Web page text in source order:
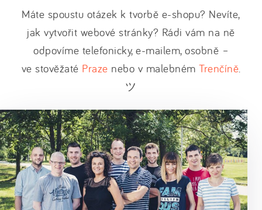
Máte spoustu otázek k tvorbě e-shopu? Nevíte,
jak vytvořit webové stránky? Rádi vám na ně
odpovíme telefonicky, e-mailem, osobně –
ve stověžaté Praze nebo v malebném Trenčíně
ツ